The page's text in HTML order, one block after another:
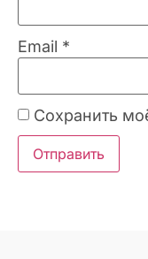
Email *
Сохранить